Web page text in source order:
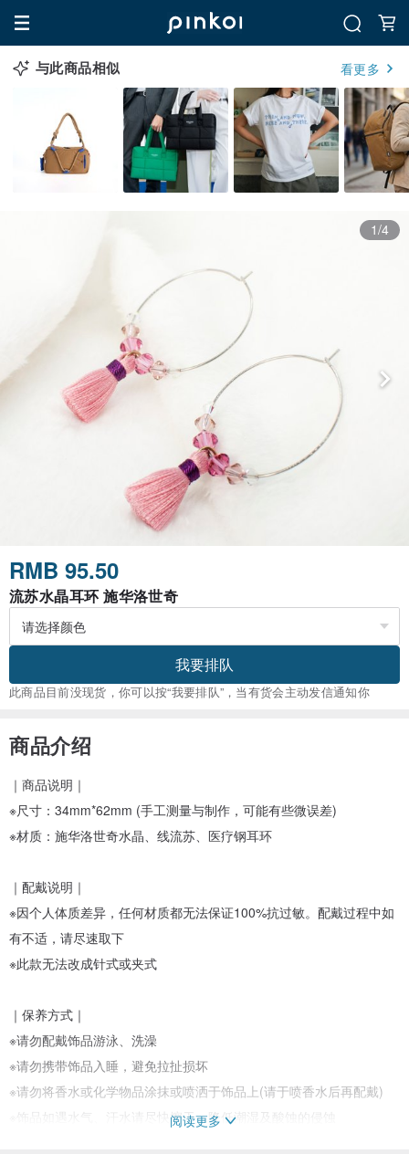
与此商品相似 看更多
1/4
RMB 95.50
流苏水晶耳环 施华洛世奇
我要排队
此商品目前没现货，你可以按“我要排队”，当有货会主动发信通知你
商品介绍
｜商品说明｜
※尺寸：34mm*62mm (手工测量与制作，可能有些微误差)
※材质：施华洛世奇水晶、线流苏、医疗钢耳环
｜配戴说明｜
※因个人体质差异，任何材质都无法保证100%抗过敏。配戴过程中如
有不适，请尽速取下
※此款无法改成针式或夹式
｜保养方式｜
※请勿配戴饰品游泳、洗澡
※请勿携带饰品入睡，避免拉扯损坏
※请勿将香水或化学物品涂抹或喷洒于饰品上(请于喷香水后再配戴)
※饰品如遇水气、汗水请尽快擦干，降低潮湿及酸蚀的侵蚀
阅读更多